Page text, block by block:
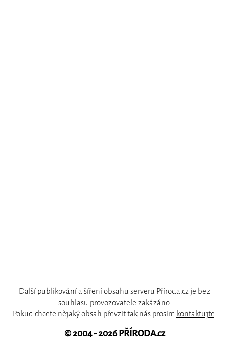
Další publikování a šíření obsahu serveru Příroda.cz je bez
souhlasu provozovatele zakázáno.
Pokud chcete nějaký obsah převzít tak nás prosím kontaktujte.
© 2004 - 2026PŘÍRODA.cz